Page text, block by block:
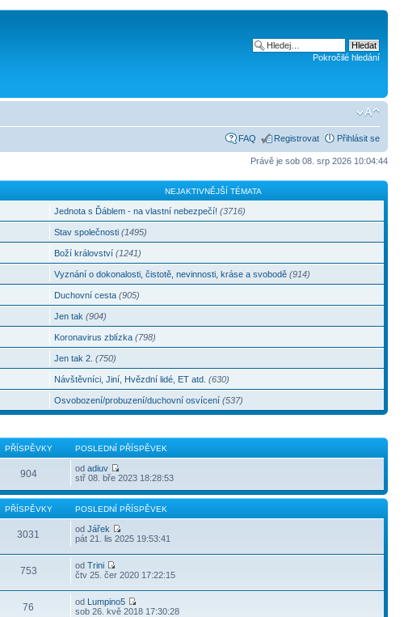
Pokročilé hledání
FAQ Registrovat Přihlásit se
Právě je sob 08. srp 2026 10:04:44
NEJAKTIVNĚJŠÍ TÉMATA
Jednota s Ďáblem - na vlastní nebezpečí! (3716)
Stav společnosti (1495)
Boží království (1241)
Vyznání o dokonalosti, čistotě, nevinnosti, kráse a svobodě (914)
Duchovní cesta (905)
Jen tak (904)
Koronavirus zblízka (798)
Jen tak 2. (750)
Návštěvníci, Jiní, Hvězdní lidé, ET atd. (630)
Osvobození/probuzení/duchovní osvícení (537)
PŘÍSPĚVKY POSLEDNÍ PŘÍSPĚVEK
904 odadiuv
stř 08. bře 2023 18:28:53
PŘÍSPĚVKY POSLEDNÍ PŘÍSPĚVEK
3031 odJářek
pát 21. lis 2025 19:53:41
753 odTrini
čtv 25. čer 2020 17:22:15
76 od Lumpino5
sob 26. kvě 2018 17:30:28